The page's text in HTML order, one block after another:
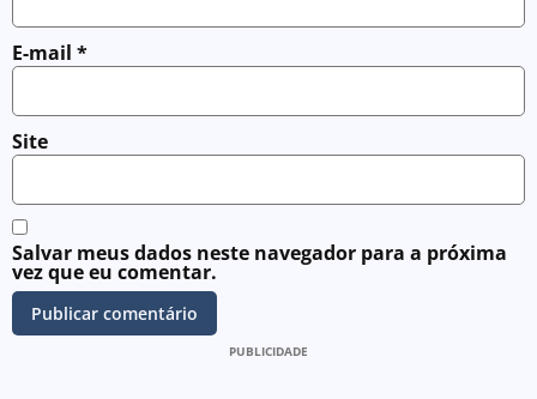
E-mail *
Site
Salvar meus dados neste navegador para a próxima
vez que eu comentar.
PUBLICIDADE